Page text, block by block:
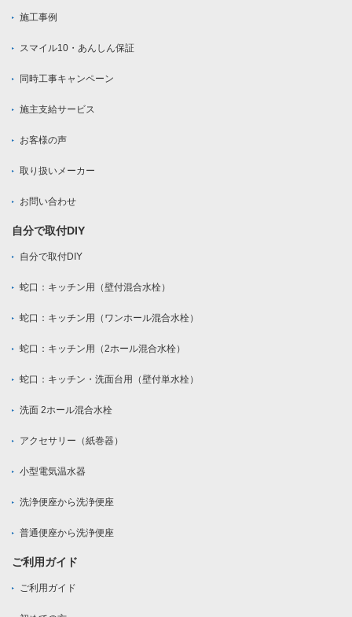
施工事例
スマイル10・あんしん保証
同時工事キャンペーン
施主支給サービス
お客様の声
取り扱いメーカー
お問い合わせ
自分で取付DIY
自分で取付DIY
蛇口：キッチン用（壁付混合水栓）
蛇口：キッチン用（ワンホール混合水栓）
蛇口：キッチン用（2ホール混合水栓）
蛇口：キッチン・洗面台用（壁付単水栓）
洗面 2ホール混合水栓
アクセサリー（紙巻器）
小型電気温水器
洗浄便座から洗浄便座
普通便座から洗浄便座
ご利用ガイド
ご利用ガイド